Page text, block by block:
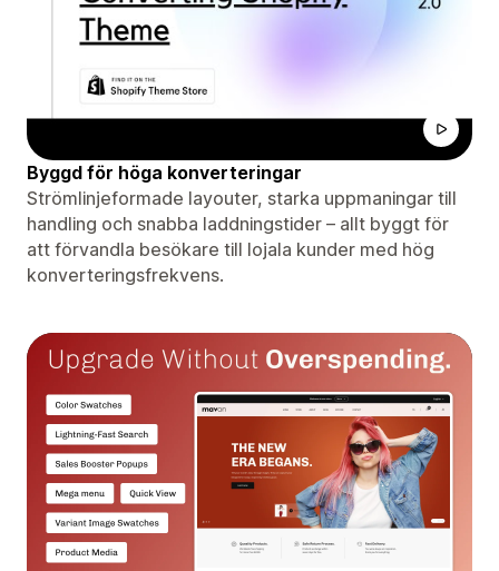
Byggd för höga konverteringar
Strömlinjeformade layouter, starka uppmaningar till
handling och snabba laddningstider – allt byggt för
att förvandla besökare till lojala kunder med hög
konverteringsfrekvens.